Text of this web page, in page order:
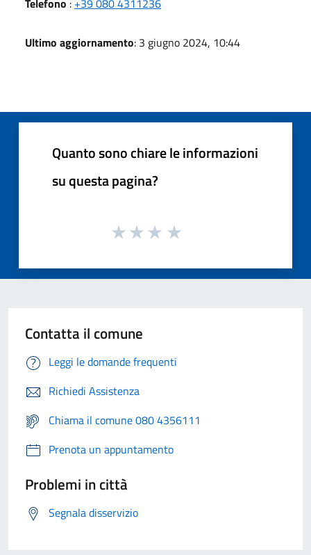
Ultimo aggiornamento: 3 giugno 2024, 10:44
Quanto sono chiare le informazioni
su questa pagina?
Contatta il comune
Leggi le domande frequenti
Richiedi Assistenza
Chiama il comune 080 4356111
Prenota un appuntamento
Problemi in città
Segnala disservizio